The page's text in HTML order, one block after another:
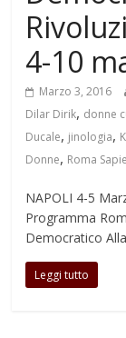
4-10
Marzo 3, 2016
Dilar Dirik, donne
Ducale, jinologia,
Donne, Roma
NAPOLI 4-5
Programma
Democratico
Leggi tutto